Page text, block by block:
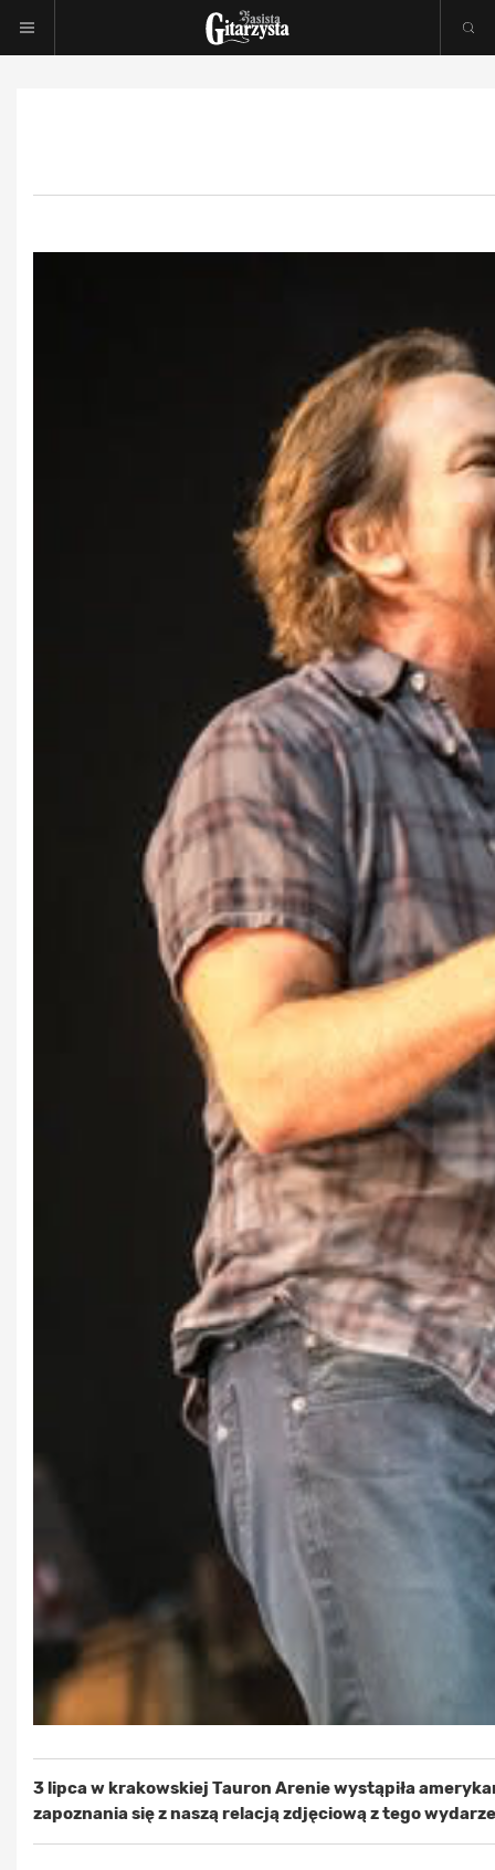
3 lipca w krakowskiej Tauron Arenie wystąpiła
zapoznania się z naszą relacją zdjęciową z tego